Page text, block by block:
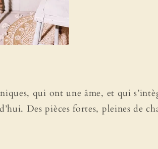
qui ont une âme, et qui
Des pièces fortes, pleines de